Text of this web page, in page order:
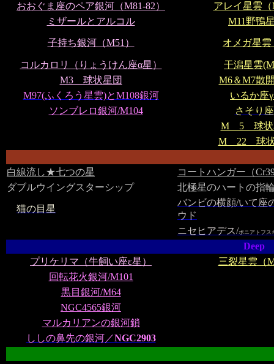
おおぐま座のペア銀河（M81-82）
アレイ星雲（
ミザールとアルコル
M11野鴨
子持ち銀河（M51） オメガ星雲
コルカロリ（りょうけん座α星）
干潟星雲
M3 球状星団
M6＆M7散
M97(ふくろう星雲)とM108銀河
いるか座
ソンブレロ銀河/M104
さそり
M 5 球状
M 22 球状
白線流し★七つの星
コートハンガー（
ダブルウイングスターシップ
北極星のハートの指
猫の目星
バンビの横顔/いて座
ウド
ニセヒアデス/ポニアトフス
プリケリマ（牛飼い座ε星）
三裂星雲（
回転花火銀河/M101
黒目銀河/M64
NGC4565銀河
マルカリアンの銀河鎖
ししの鼻先の銀河／NGC2903